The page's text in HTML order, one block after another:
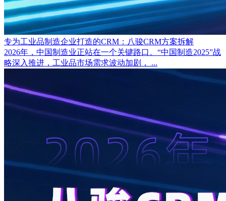
专为工业品制造企业打造的CRM：八骏CRM方案拆解
2026年，中国制造业正站在一个关键路口。“中国制造2025”战
略深入推进，工业品市场需求波动加剧， ...